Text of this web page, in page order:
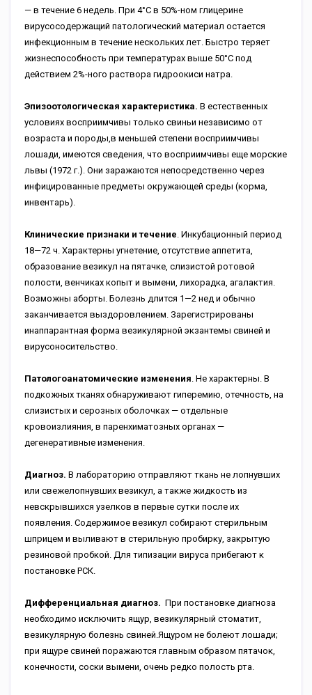
— в течение 6 недель. При 4°С в 50%-ном глицерине
вирусосодержащий патологический материал остается
инфекционным в течение нескольких лет. Быстро теряет
жизнеспособность при температурах выше 50°С под
действием 2%-ного раствора гидроокиси натра.
Эпизоотологическая характеристика. В естественных
условиях восприимчивы только свиньи независимо от
возраста и породы,в меньшей степени восприимчивы
лошади, имеются сведения, что восприимчивы еще морские
львы (1972 г.). Они заражаются непосредственно через
инфицированные предметы окружающей среды (корма,
инвентарь).
Клинические признаки и течение. Инкубационный период
18—72 ч. Характерны угнетение, отсутствие аппетита,
образование везикул на пятачке, слизистой ротовой
полости, венчиках копыт и вымени, лихорадка, агалактия.
Возможны аборты. Болезнь длится 1—2 нед и обычно
заканчивается выздоровлением. Зарегистрированы
инаппарантная форма везикулярной экзантемы свиней и
вирусоносительство.
Патологоанатомические изменения. Не характерны. В
подкожных тканях обнаруживают гиперемию, отечность, на
слизистых и серозных оболочках — отдельные
кровоизлияния, в паренхиматозных органах —
дегенеративные изменения.
Диагноз. В лабораторию отправляют ткань не лопнувших
или свежелопнувших везикул, а также жидкость из
невскрывшихся узелков в первые сутки после их
появления. Содержимое везикул собирают стерильным
шприцем и выливают в стерильную пробирку, закрытую
резиновой пробкой. Для типизации вируса прибегают к
постановке РСК.
Дифференциальная диагноз. При постановке диагноза
необходимо исключить ящур, везикулярный стоматит,
везикулярную болезнь свиней.Ящуром не болеют лошади;
при ящуре свиней поражаются главным образом пятачок,
конечности, соски вымени, очень редко полость рта.